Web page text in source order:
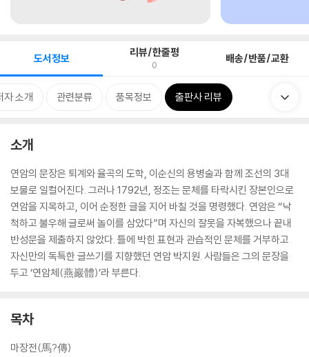
도서정보 리뷰/한줄평
0 배송/반품/교환
자 소개 관련분류 품목정보 출판사 리뷰
소개
연암의 문장은 퇴계와 율곡의 도학, 이순신의 용병술과 함께 조선의 3대
보물로 일컬어진다. 그러나 1792년, 정조는 문체를 타락시킨 장본인으로
연암을 지목하고, 이어 순정한 글을 지어 바칠 것을 명령했다. 연암은 “낙
척하고 불우해 글로써 놀이를 삼았다”며 자신의 잘못을 자복했으나 끝내
반성문을 제출하지 않았다. 틀에 박힌 표현과 관습적인 문체를 거부하고
자신만의 독특한 글쓰기를 지향했던 연암 박지원. 사람들은 그의 문장을
두고 ‘연암체(燕巖體)’라 부른다.
목차
마장전(馬?傳)